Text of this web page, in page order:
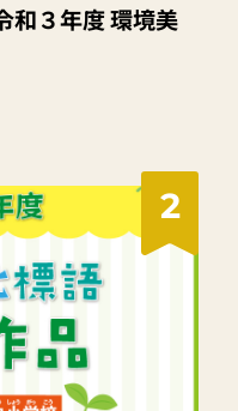
和３年度 環境美
2